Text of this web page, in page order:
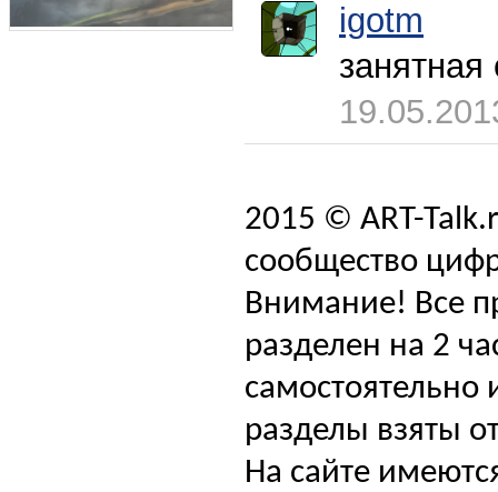
igotm
2015 © ART-
сообщество
Внимание! Все
разделен на 2
самостоятельно
разделы взяты
На сайте